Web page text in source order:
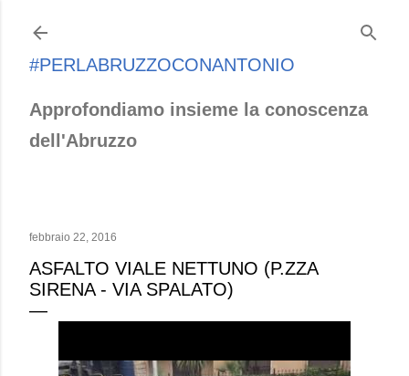
#PERLABRUZZOCONANTONIO
Approfondiamo insieme la conoscenza
dell'Abruzzo
febbraio 22, 2016
ASFALTO VIALE NETTUNO (P.ZZA
SIRENA - VIA SPALATO)